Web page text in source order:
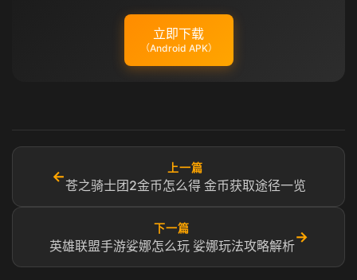
立即下载
（Android APK）
←
上一篇
苍之骑士团2金币怎么得 金币获取途径一览
下一篇
英雄联盟手游娑娜怎么玩 娑娜玩法攻略解析
→